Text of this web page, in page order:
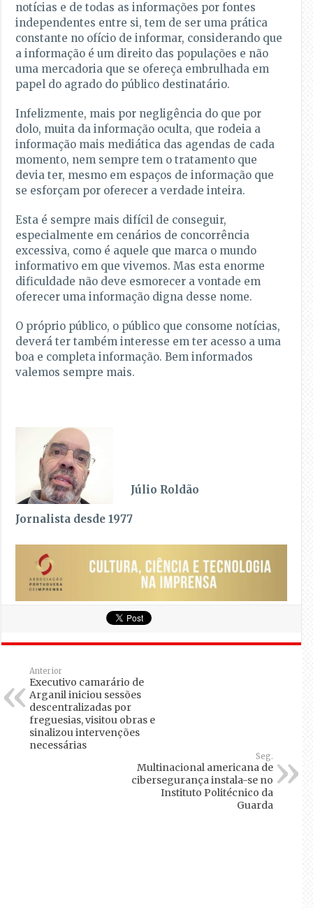
notícias e de todas as informações por fontes
independentes entre si, tem de ser uma prática
constante no ofício de informar, considerando que
a informação é um direito das populações e não
uma mercadoria que se ofereça embrulhada em
papel do agrado do público destinatário.
Infelizmente, mais por negligência do que por
dolo, muita da informação oculta, que rodeia a
informação mais mediática das agendas de cada
momento, nem sempre tem o tratamento que
devia ter, mesmo em espaços de informação que
se esforçam por oferecer a verdade inteira.
Esta é sempre mais difícil de conseguir,
especialmente em cenários de concorrência
excessiva, como é aquele que marca o mundo
informativo em que vivemos. Mas esta enorme
dificuldade não deve esmorecer a vontade em
oferecer uma informação digna desse nome.
O próprio público, o público que consome notícias,
deverá ter também interesse em ter acesso a uma
boa e completa informação. Bem informados
valemos sempre mais.
Júlio Roldão
Jornalista desde 1977
Anterior
Executivo camarário de
Arganil iniciou sessões
descentralizadas por
freguesias, visitou obras e
sinalizou intervenções
necessárias
Seg.
Multinacional americana de
cibersegurança instala-se no
Instituto Politécnico da
Guarda